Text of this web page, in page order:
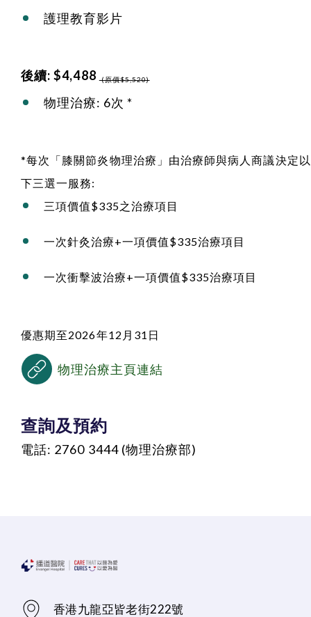
護理教育影片
後續: $4,488 (原價$5,520)
物理治療: 6次 *
*每次「膝關節炎物理治療」由治療師與病人商議決定以
下三選一服務:
三項價值$335之治療項目
一次針灸治療+一項價值$335治療項目
一次衝擊波治療+一項價值$335治療項目
優惠期至2026年12月31日
物理治療主頁連結
查詢及預約
電話: 2760 3444 (物理治療部)
香港九龍亞皆老街222號